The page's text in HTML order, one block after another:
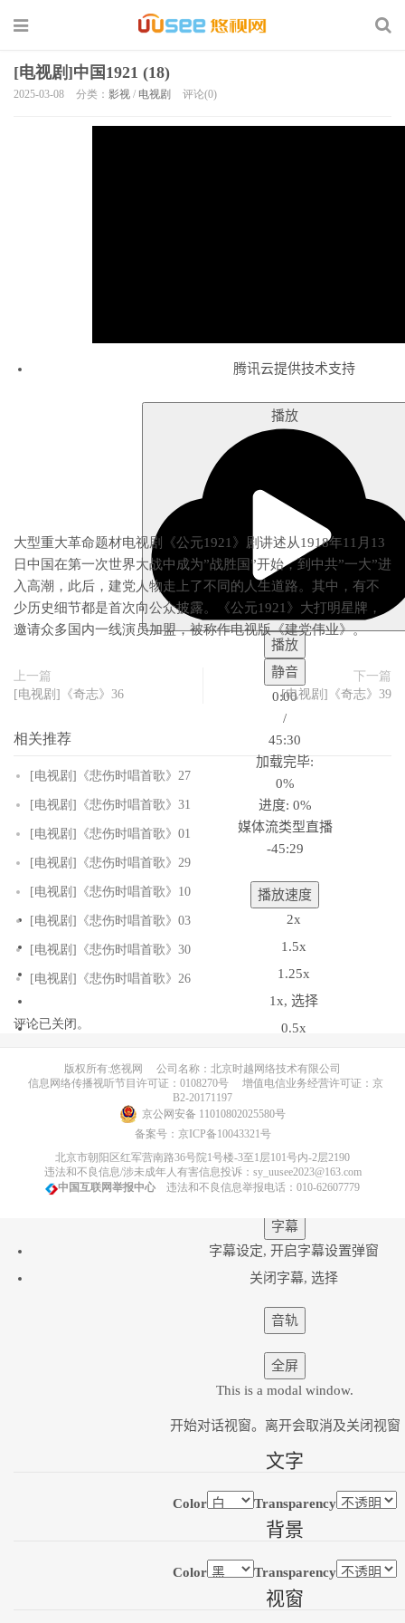
[电视剧]中国1921 (18)
2025-03-08 分类： 影视 / 电视剧 评论(0)
腾讯云提供技术支持
播放
播放
静音
0:00
/
45:30
加载完毕:
0%
进度: 0%
媒体流类型直播
-45:29
播放速度
2x
1.5x
1.25x
1x, 选择
0.5x
1x
节目段落
节目段落
描述
关闭描述, 选择
字幕
字幕设定, 开启字幕设置弹窗
关闭字幕, 选择
音轨
全屏
This is a modal window.
开始对话视窗。离开会取消及关闭视窗
文字
Color Transparency
背景
Color Transparency
视窗
大型重大革命题材电视剧《公元1921》剧讲述从1918年11月13
日中国在第一次世界大战中成为”战胜国”开始，到中共”一大”进
入高潮，此后，建党人物走上了不同的人生道路。其中，有不
少历史细节都是首次向公众披露。《公元1921》大打明星牌，
邀请众多国内一线演员加盟，被称作电视版《建党伟业》。
上一篇
[电视剧]《奇志》36
下一篇
[电视剧]《奇志》39
相关推荐
[电视剧]《悲伤时唱首歌》27
[电视剧]《悲伤时唱首歌》31
[电视剧]《悲伤时唱首歌》01
[电视剧]《悲伤时唱首歌》29
[电视剧]《悲伤时唱首歌》10
[电视剧]《悲伤时唱首歌》03
[电视剧]《悲伤时唱首歌》30
[电视剧]《悲伤时唱首歌》26
评论已关闭。
版权所有:悠视网
公司名称：北京时越网络技术有限公司
信息网络传播视听节目许可证：0108270号
增值电信业务经营许可证：京
B2-20171197
京公网安备 11010802025580号
备案号： 京ICP备10043321号
北京市朝阳区红军营南路36号院1号楼-3至1层101号内-2层2190
违法和不良信息/涉未成年人有害信息投诉：sy_uusee2023@163.com
中国互联网举报中心 违法和不良信息举报电话：010-62607779